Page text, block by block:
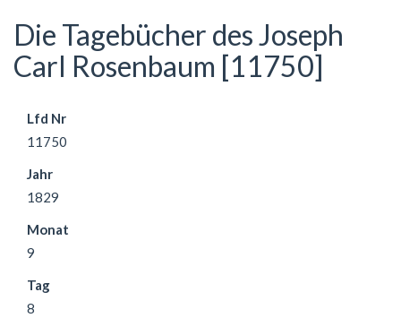
Die Tagebücher des Joseph
Carl Rosenbaum [11750]
Lfd Nr
11750
Jahr
1829
Monat
9
Tag
8